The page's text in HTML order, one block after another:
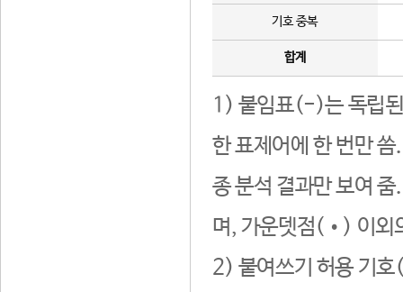
기호 중복
합계
1) 붙임표(-)는 독립된
한 표제어에 한 번만
종 분석 결과만 보여
며, 가운뎃점(•) 이외
2) 붙여쓰기 허용 기호